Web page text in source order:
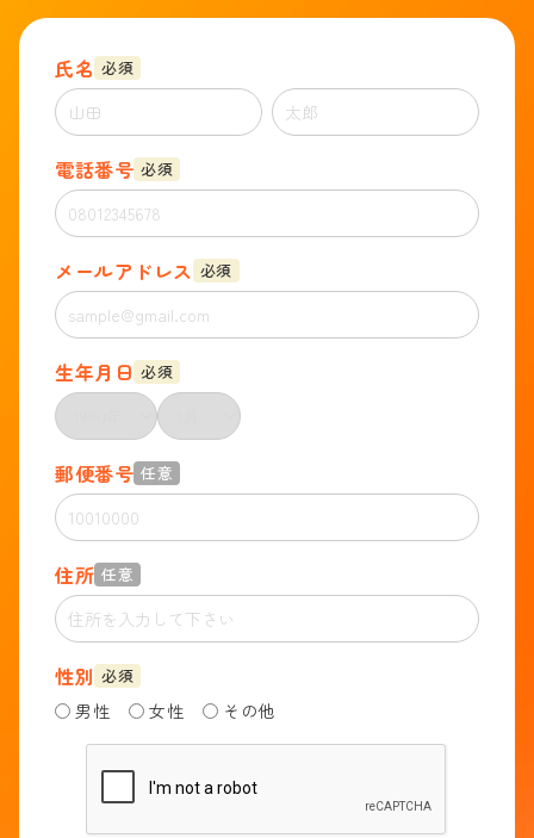
氏名 必須
電話番号 必須
メールアドレス 必須
生年月日 必須
郵便番号 任意
住所 任意
性別 必須
男性 女性 その他